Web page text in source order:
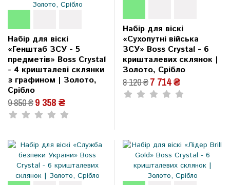
Набір для віскі
«Генштаб ЗСУ - 5
предметів» Boss Crystal
- 4 кришталеві склянки
з графином | Золото,
Срібло
9 850 ₴9 358 ₴
Набір для віскі
«Сухопутні війська
ЗСУ» Boss Crystal - 6
кришталевих склянок |
Золото, Срібло
8 120 ₴7 714 ₴